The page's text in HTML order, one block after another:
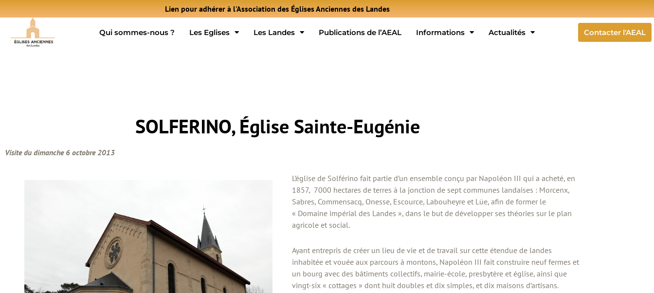
Lien pour adhérer à l'Association des Églises Anciennes des Landes
Qui sommes-nous ? Les Eglises Les Landes Publications de l’AEAL Informations Actualités Contacter l'AEAL
SOLFERINO, Église Sainte-Eugénie
Visite du dimanche 6 octobre 2013
L’église de Solférino fait partie d’un ensemble conçu par Napoléon III qui a acheté, en
1857, 7000 hectares de terres à la jonction de sept communes landaises : Morcenx,
Sabres, Commensacq, Onesse, Escource, Labouheyre et Lüe, afin de former le
« Domaine impérial des Landes », dans le but de développer ses théories sur le plan
agricole et social.
Ayant entrepris de créer un lieu de vie et de travail sur cette étendue de landes
inhabitée et vouée aux parcours à montons, Napoléon III fait construire neuf fermes et
un bourg avec des bâtiments collectifs, mairie-école, presbytère et église, ainsi que
vingt-six « cottages » dont huit doubles et dix simples, et dix maisons d’artisans.